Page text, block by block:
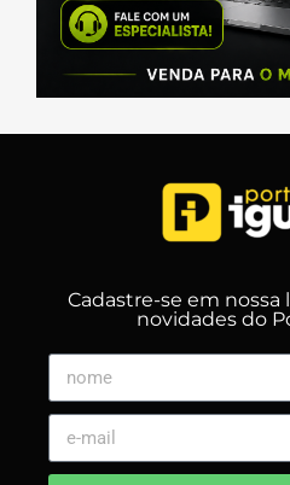
Cadastre-se em nossa
novidades do